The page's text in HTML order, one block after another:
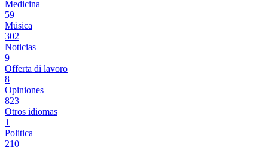
Medicina
59
Música
302
Noticias
9
Offerta di lavoro
8
Opiniones
823
Otros idiomas
1
Politica
210